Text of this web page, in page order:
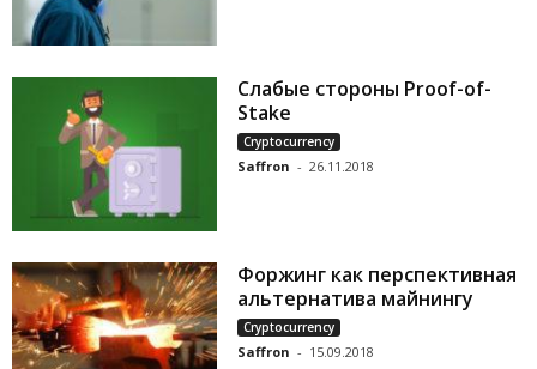
Слабые стороны Proof-of-
Stake
Cryptocurrency
Saffron - 26.11.2018
Форжинг как перспективная
альтернатива майнингу
Cryptocurrency
Saffron - 15.09.2018